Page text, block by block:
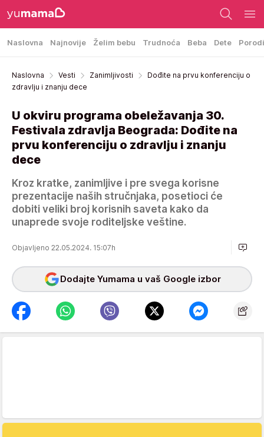
Naslovna Najnovije Želim bebu Trudnoća Beba Dete
Naslovna Vesti Zanimljivosti
Dođite na prvu konferenciju o
zdravlju i znanju dece
U okviru programa obeležavanja 30.
Festivala zdravlja Beograda: Dođite na
prvu konferenciju o zdravlju i znanju
dece
Kroz kratke, zanimljive i pre svega korisne
prezentacije naših stručnjaka, posetioci će
dobiti veliki broj korisnih saveta kako da
unaprede svoje roditeljske veštine.
Objavljeno 22.05.2024. 15:07h
Dodajte Yumama u vaš Google izbor